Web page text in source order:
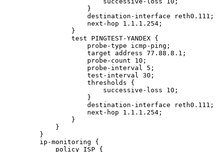
                }
                destination-interface reth0.111;
                next-hop 1.1.1.254;
            }
            test PINGTEST-YANDEX {
                probe-type icmp-ping;
                target address 77.88.8.1;
                probe-count 10;
                probe-interval 5;
                test-interval 30;
                thresholds {
                    successive-loss 10;
                }
                destination-interface reth0.111;
                next-hop 1.1.1.254;
            }
        }
    }
    ip-monitoring {
        policy ISP {